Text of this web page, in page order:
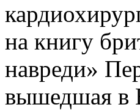
на книгу
навреди»
вышедшая в